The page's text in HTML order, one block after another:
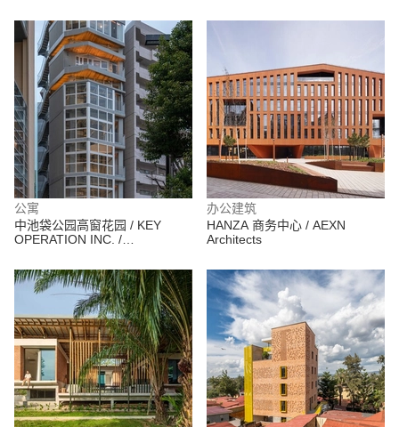
公寓
中池袋公园高窗花园 / KEY
OPERATION INC. /
办公建筑
HANZA 商务中心 / AEXN
Architects